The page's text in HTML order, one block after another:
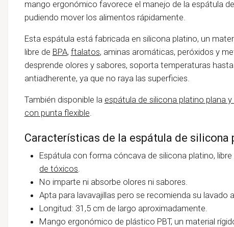
mango ergonómico favorece el manejo de la espátula
pudiendo mover los alimentos rápidamente.
Esta espátula está fabricada en silicona platino, un
libre de BPA, ftalatos, aminas aromáticas, peróxidos y
desprende olores y sabores, soporta temperaturas
antiadherente, ya que no raya las superficies.
También disponible la espátula de silicona platino plana y
con punta flexible
Características de la espátula de silicona
Espátula con forma cóncava de silicona platino, libre
de tóxicos
No imparte ni absorbe olores ni sabores.
Apta para lavavajillas pero se recomienda su lavado
Longitud: 31,5 cm de largo aproximadamente.
Mango ergonómico de plástico PBT, un material